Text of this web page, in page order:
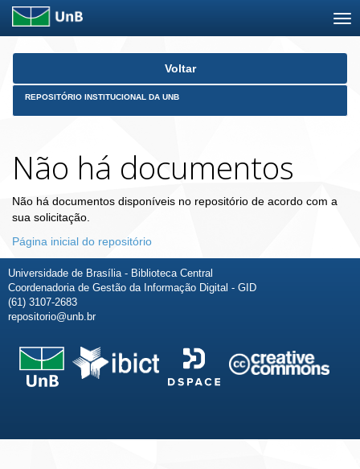
Skip
Voltar
REPOSITÓRIO INSTITUCIONAL DA UNB
Não há documentos
Não há documentos disponíveis no repositório de acordo com a
sua solicitação.
Página inicial do repositório
Universidade de Brasília - Biblioteca Central
Coordenadoria de Gestão da Informação Digital - GID
(61) 3107-2683
repositorio@unb.br